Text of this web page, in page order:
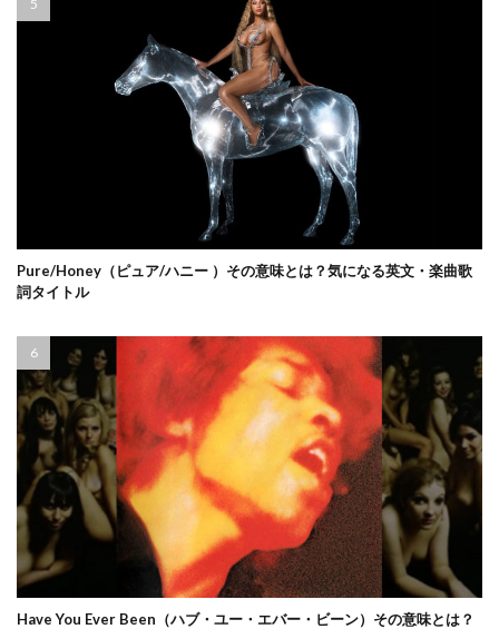
Pure/Honey（ピュア/ハニー ）その意味とは？気になる英文・楽曲歌
詞タイトル
Have You Ever Been（ハブ・ユー・エバー・ビーン）その意味とは？